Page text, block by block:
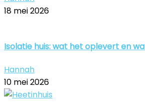
18 mei 2026
Isolatie huis: wat het oplevert en
Hannah
10 mei 2026